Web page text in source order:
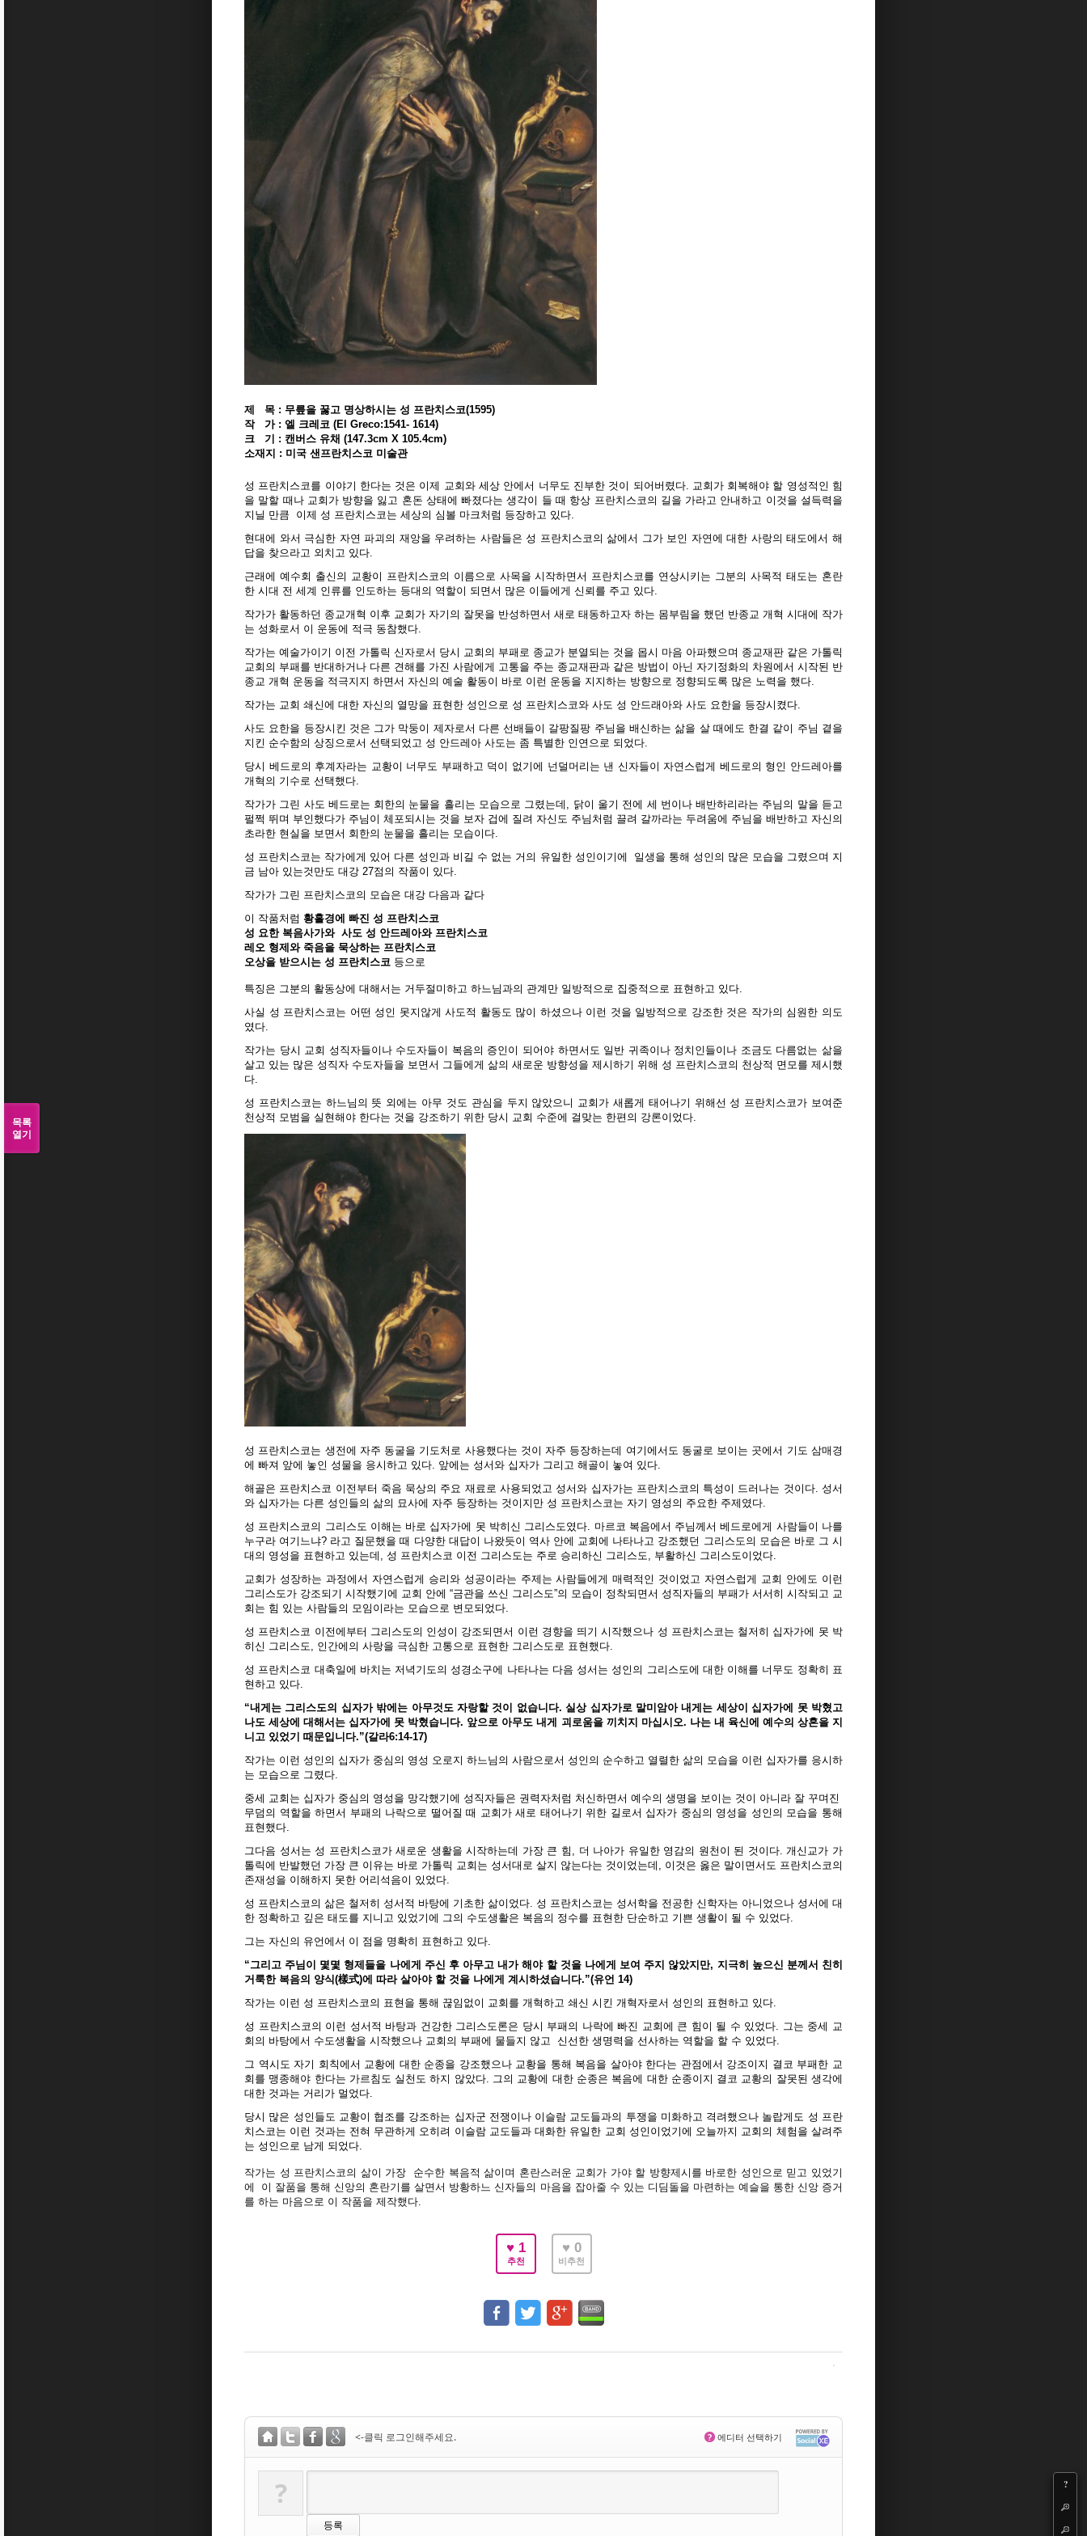
?
제 목 : 무릎을 꿇고 명상하시는 성 프란치스코(1595)
작
가 : 엘 크레코 (El Greco:1541- 1614)
크
기 : 캔버스 유채 (147.3cm X 105.4cm)
소재지 : 미국 샌프란치스코 미술관
성 프란치스코를 이야기 한다는 것은 이제 교회와 세상 안에서 너무도 진부한 것이 되어버렸다. 교회가 회복해야 할 영성적인 힘
을 말할 때나 교회가 방향을 잃고 혼돈 상태에 빠졌다는 생각이 들 때 항상 프란치스코의 길을 가라고 안내하고 이것을 설득력을
지닐 만큼
이제 성 프란치스코는 세상의 심볼 마크처럼 등장하고 있다.
현대에 와서 극심한 자연 파괴의 재앙을 우려하는 사람들은 성 프란치스코의 삶에서 그가 보인 자연에 대한 사랑의 태도에서 해
답을 찾으라고 외치고 있다.
근래에 예수회 출신의 교황이 프란치스코의 이름으로 사목을 시작하면서 프란치스코를 연상시키는 그분의 사목적 태도는 혼란
한 시대 전 세계 인류를 인도하는 등대의 역할이 되면서 많은 이들에게 신뢰를 주고 있다.
작가가 활동하던 종교개혁 이후 교회가 자기의 잘못을 반성하면서 새로 태동하고자 하는 몸부림을 했던 반종교 개혁 시대에 작가
는 성화로서 이 운동에 적극 동참했다.
작가는 예술가이기 이전 가톨릭 신자로서 당시 교회의 부패로 종교가 분열되는 것을 몹시 마음 아파했으며 종교재판 같은 가톨릭
교회의 부패를 반대하거나 다른 견해를 가진 사람에게 고통을 주는 종교재판과 같은 방법이 아닌 자기정화의 차원에서 시작된 반
종교 개혁 운동을 적극지지 하면서 자신의 예술 활동이 바로 이런 운동을 지지하는 방향으로 정향되도록 많은 노력을 했다.
작가는 교회 쇄신에 대한 자신의 열망을 표현한 성인으로 성 프란치스코와 사도 성 안드래아와 사도 요한을 등장시켰다.
사도 요한을 등장시킨 것은 그가 막둥이 제자로서 다른 선배들이 갈팡질팡 주님을 배신하는 삶을 살 때에도 한결 같이 주님 곁을
지킨 순수함의 상징으로서 선택되었고 성 안드레아 사도는 좀 특별한 인연으로 되었다.
당시 베드로의 후계자라는 교황이 너무도 부패하고 덕이 없기에 넌덜머리는 낸 신자들이 자연스럽게 베드로의 형인 안드레아를
개혁의 기수로 선택했다.
작가가 그린 사도 베드로는 회한의 눈물을 흘리는 모습으로 그렸는데, 닭이 울기 전에 세 번이나 배반하리라는 주님의 말을 듣고
펄쩍 뛰며 부인했다가 주님이 체포되시는 것을 보자 겁에 질려 자신도 주님처럼 끌려 갈까라는 두려움에 주님을 배반하고 자신의
초라한 현실을 보면서 회한의 눈물을 흘리는 모습이다.
성 프란치스코는 작가에게 있어 다른 성인과 비길 수 없는 거의 유일한 성인이기에
일생을 통해 성인의 많은 모습을 그렸으며 지
금 남아 있는것만도 대강 27점의 작품이 있다.
작가가 그린 프란치스코의 모습은 대강 다음과 같다
이 작품처럼 황홀경에 빠진 성 프란치스코
성 요한 복음사가와 사도 성 안드레아와 프란치스코
레오 형제와 죽음을 묵상하는 프란치스코
오상을 받으시는 성 프란치스코 등으로
특징은 그분의 활동상에 대해서는 거두절미하고 하느님과의 관계만 일방적으로 집중적으로 표현하고 있다.
사실 성 프란치스코는 어떤 성인 못지않게 사도적 활동도 많이 하셨으나 이런 것을 일방적으로 강조한 것은 작가의 심원한 의도
였다.
작가는 당시 교회 성직자들이나 수도자들이 복음의 증인이 되어야 하면서도 일반 귀족이나 정치인들이나 조금도 다름없는 삶을
살고 있는 많은 성직자 수도자들을 보면서 그들에게 삶의 새로운 방향성을 제시하기 위해 성 프란치스코의 천상적 면모를 제시했
다.
성 프란치스코는 하느님의 뜻 외에는 아무 것도 관심을 두지 않았으니 교회가 새롭게 태어나기 위해선 성 프란치스코가 보여준
천상적 모범을 실현해야 한다는 것을 강조하기 위한 당시 교회 수준에 걸맞는 한편의 강론이었다.
성 프란치스코는 생전에 자주 동굴을 기도처로 사용했다는 것이 자주 등장하는데 여기에서도 동굴로 보이는 곳에서 기도 삼매경
에 빠져 앞에 놓인 성물을 응시하고 있다. 앞에는 성서와 십자가 그리고 해골이 놓여 있다.
해골은 프란치스코 이전부터 죽음 묵상의 주요 재료로 사용되었고 성서와 십자가는 프란치스코의 특성이 드러나는 것이다. 성서
와 십자가는 다른 성인들의 삶의 묘사에 자주 등장하는 것이지만 성 프란치스코는 자기 영성의 주요한 주제였다.
성 프란치스코의 그리스도 이해는 바로 십자가에 못 박히신 그리스도였다. 마르코 복음에서 주님께서 베드로에게 사람들이 나를
누구라 여기느냐? 라고 질문했을 때 다양한 대답이 나왔듯이 역사 안에 교회에 나타나고 강조했던 그리스도의 모습은 바로 그 시
대의 영성을 표현하고 있는데, 성 프란치스코 이전 그리스도는 주로 승리하신 그리스도, 부활하신 그리스도이었다.
교회가 성장하는 과정에서 자연스럽게 승리와 성공이라는 주제는 사람들에게 매력적인 것이었고 자연스럽게 교회 안에도 이런
그리스도가 강조되기 시작했기에 교회 안에 “금관을 쓰신 그리스도”의 모습이 정착되면서 성직자들의 부패가 서서히 시작되고 교
회는 힘 있는 사람들의 모임이라는 모습으로 변모되었다.
성 프란치스코 이전에부터 그리스도의 인성이 강조되면서 이런 경향을 띄기 시작했으나 성 프란치스코는 철저히 십자가에 못 박
히신 그리스도, 인간에의 사랑을 극심한 고통으로 표현한 그리스도로 표현했다.
성 프란치스코 대축일에 바치는 저녁기도의 성경소구에 나타나는 다음 성서는 성인의 그리스도에 대한 이해를 너무도 정확히 표
현하고 있다.
“내게는 그리스도의 십자가 밖에는 아무것도 자랑할 것이 없습니다. 실상 십자가로 말미암아 내게는 세상이 십자가에 못 박혔고
나도 세상에 대해서는 십자가에 못 박혔습니다. 앞으로 아무도 내게 괴로움을 끼치지 마십시오. 나는 내 육신에 예수의 상혼을 지
니고 있었기 때문입니다.”(갈라6:14-17)
작가는 이런 성인의 십자가 중심의 영성 오로지 하느님의 사람으로서 성인의 순수하고 열렬한 삶의 모습을 이런 십자가를 응시하
는 모습으로 그렸다.
중세 교회는 십자가 중심의 영성을 망각했기에 성직자들은 권력자처럼 처신하면서 예수의 생명을 보이는 것이 아니라 잘 꾸며진
무덤의 역할을 하면서 부패의 나락으로 떨어질 때 교회가 새로 태어나기 위한 길로서 십자가 중심의 영성을 성인의 모습을 통해
표현했다.
그다음 성서는 성 프란치스코가 새로운 생활을 시작하는데 가장 큰 힘, 더 나아가 유일한 영감의 원천이 된 것이다. 개신교가 가
톨릭에 반발했던 가장 큰 이유는 바로 가톨릭 교회는 성서대로 살지 않는다는 것이었는데, 이것은 옳은 말이면서도 프란치스코의
존재성을 이해하지 못한 어리석음이 있었다.
성 프란치스코의 삶은 철저히 성서적 바탕에 기초한 삶이었다. 성 프란치스코는 성서학을 전공한 신학자는 아니었으나 성서에 대
한 정확하고 깊은 태도를 지니고 있었기에 그의 수도생활은 복음의 정수를 표현한 단순하고 기쁜 생활이 될 수 있었다.
그는 자신의 유언에서 이 점을 명확히 표현하고 있다.
“그리고 주님이 몇몇 형제들을 나에게 주신 후 아무고 내가 해야 할 것을 나에게 보여 주지 않았지만, 지극히 높으신 분께서 친히
거룩한 복음의 양식(樣式)에 따라 살아야 할 것을 나에게 계시하셨습니다.”(유언 14)
작가는 이런 성 프란치스코의 표현을 통해 끊임없이 교회를 개혁하고 쇄신 시킨 개혁자로서 성인의 표현하고 있다.
성 프란치스코의 이런 성서적 바탕과 건강한 그리스도론은 당시 부패의 나락에 빠진 교회에 큰 힘이 될 수 있었다. 그는 중세 교
회의 바탕에서 수도생활을 시작했으나 교회의 부패에 물들지 않고 신선한 생명력을 선사하는 역할을 할 수 있었다.
그 역시도 자기 회칙에서 교황에 대한 순종을 강조했으나 교황을 통해 복음을 살아야 한다는 관점에서 강조이지 결코 부패한 교
회를 맹종해야 한다는 가르침도 실천도 하지 않았다. 그의 교황에 대한 순종은 복음에 대한 순종이지 결코 교황의 잘못된 생각에
대한 것과는 거리가 멀었다.
당시 많은 성인들도 교황이 협조를 강조하는 십자군 전쟁이나 이슬람 교도들과의 투쟁을 미화하고 격려했으나 놀랍게도 성 프란
치스코는 이런 것과는 전혀 무관하게 오히려 이슬람 교도들과 대화한 유일한 교회 성인이었기에 오늘까지 교회의 체험을 살려주
는 성인으로 남게 되었다.
작가는 성 프란치스코의 삶이 가장 순수한 복음적 삶이며 혼란스러운 교회가 가야 할 방향제시를 바로한 성인으로 믿고 있었기
에 이 잘품을 통해 신앙의 혼란기를 살면서 방황하느 신자들의 마음을 잡아줄 수 있는 디딤돌을 마련하는 예슬을 통한 신앙 증거
를 하는 마음으로 이 작품을 제작했다.
♥ 1
추천
♥ 0
비추천
? 에디터 선택하기
<-클릭 로그인해주세요.
?
목록
열기